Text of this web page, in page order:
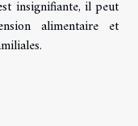
insignifiante, il peut
alimentaire et